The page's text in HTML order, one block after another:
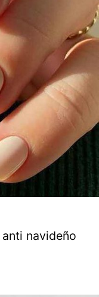
navideño